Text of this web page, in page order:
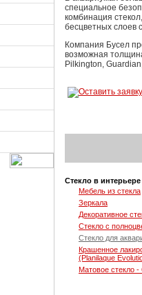
специальное
комбинация
бесцветных слоев
Компания Бусел
возможная
Pilkington,
Стекло в интерьере
Мебель из стекла
Зеркала
Декоративное
Стекло с
Стекло для
Крашенное
(Planilaque
Матовое стекло -